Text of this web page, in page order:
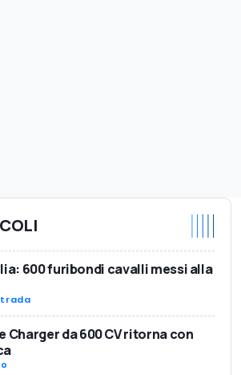
600 furibondi cavalli messi alla
Charger da 600 CV ritorna con